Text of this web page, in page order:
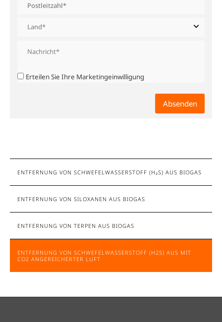
Erteilen Sie Ihre Marketingeinwilligung
ENTFERNUNG VON SCHWEFELWASSERSTOFF (H₂S) AUS BIOGAS
ENTFERNUNG VON SILOXANEN AUS BIOGAS
ENTFERNUNG VON TERPEN AUS BIOGAS
ENTFERNUNG VON SCHWEFELWASSERSTOFF (H2S) AUS MIT
CO2 ANGEREICHERTER LUFT